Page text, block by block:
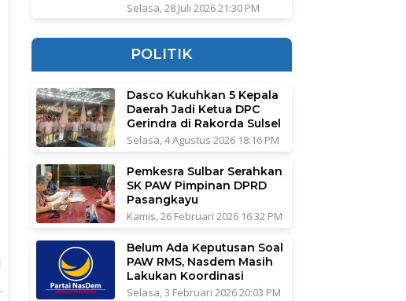
Selasa, 28 Juli 2026 21:30 PM
POLITIK
Dasco Kukuhkan 5 Kepala
Daerah Jadi Ketua DPC
Gerindra di Rakorda Sulsel
Selasa, 4 Agustus 2026 18:16 PM
Pemkesra Sulbar Serahkan
SK PAW Pimpinan DPRD
Pasangkayu
Kamis, 26 Februari 2026 16:32 PM
Belum Ada Keputusan Soal
PAW RMS, Nasdem Masih
Lakukan Koordinasi
Selasa, 3 Februari 2026 20:03 PM